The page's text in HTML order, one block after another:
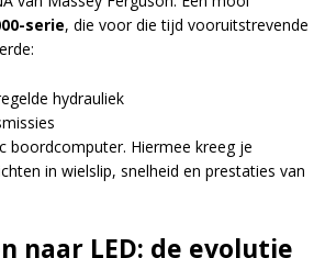
serie, die voor die tijd vooruitstrevende
hydrauliek
boordcomputer. Hiermee kreeg je
in wielslip, snelheid en prestaties van
naar LED: de evolutie
hoogte van nieuwe product
en aanbiedingen, leuke
en ontdek de klantfoto van de
via de bevestigingsmail
minuten.